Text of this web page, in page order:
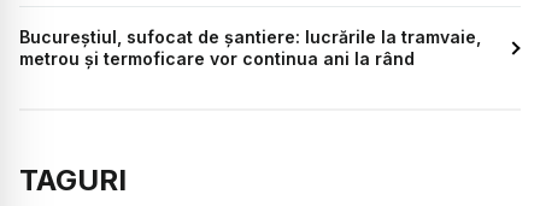
Bucureștiul, sufocat de șantiere: lucrările la tramvaie,
metrou și termoficare vor continua ani la rând
TAGURI